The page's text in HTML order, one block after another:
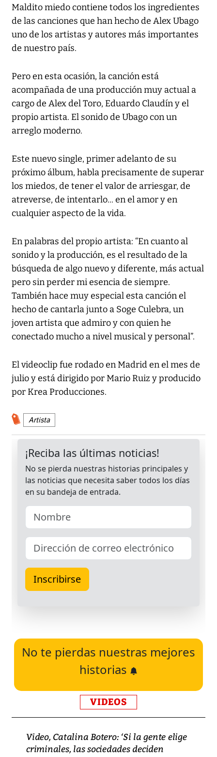
Maldito miedo contiene todos los ingredientes
de las canciones que han hecho de Alex Ubago
uno de los artistas y autores más importantes
de nuestro país.
Pero en esta ocasión, la canción está
acompañada de una producción muy actual a
cargo de Alex del Toro, Eduardo Claudín y el
propio artista. El sonido de Ubago con un
arreglo moderno.
Este nuevo single, primer adelanto de su
próximo álbum, habla precisamente de superar
los miedos, de tener el valor de arriesgar, de
atreverse, de intentarlo... en el amor y en
cualquier aspecto de la vida.
En palabras del propio artista: “En cuanto al
sonido y la producción, es el resultado de la
búsqueda de algo nuevo y diferente, más actual
pero sin perder mi esencia de siempre.
También hace muy especial esta canción el
hecho de cantarla junto a Soge Culebra, un
joven artista que admiro y con quien he
conectado mucho a nivel musical y personal”.
El videoclip fue rodado en Madrid en el mes de
julio y está dirigido por Mario Ruiz y producido
por Krea Producciones.
Artista
No te pierdas nuestras mejores
historias
VIDEOS
Video, Catalina Botero: ‘Si la gente elige
criminales, las sociedades deciden